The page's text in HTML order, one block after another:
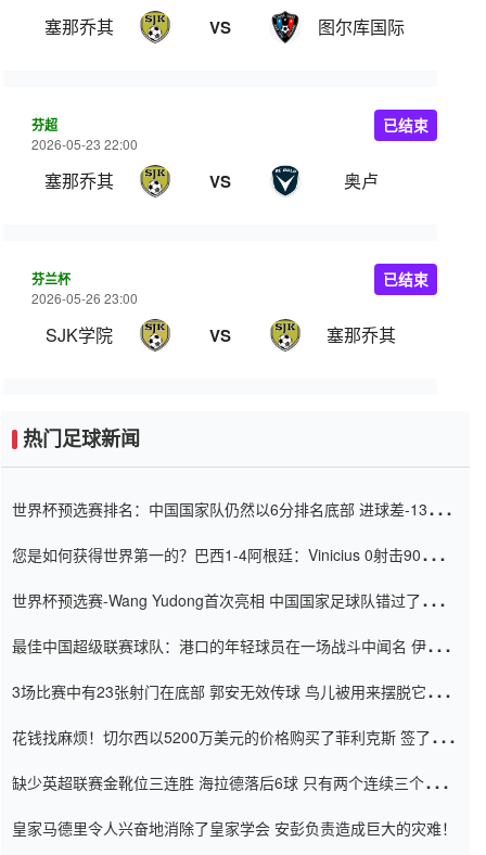
塞那乔其 VS 图尔库国际
芬超
2026-05-23 22:00
塞那乔其 VS 奥卢
已结束
芬兰杯
2026-05-26 23:00
SJK学院 VS 塞那乔其
已结束
热门足球新闻
世界杯预选赛排名：中国国家队仍然以6分排名底部 进球差-13令人
您是如何获得世界第一的？巴西1-4阿根廷：Vinicius 0射击90分钟
世界杯预选赛-Wang Yudong首次亮相 中国国家足球队错过了世界
最佳中国超级联赛球队：港口的年轻球员在一场战斗中闻名 伊万放
3场比赛中有23张射门在底部 郭安无效传球 鸟儿被用来摆脱它
花钱找麻烦！切尔西以5200万美元的价格购买了菲利克斯 签了7年
缺少英超联赛金靴位三连胜 海拉德落后6球 只有两个连续三个连续
皇家马德里令人兴奋地消除了皇家学会 安彭负责造成巨大的灾难！